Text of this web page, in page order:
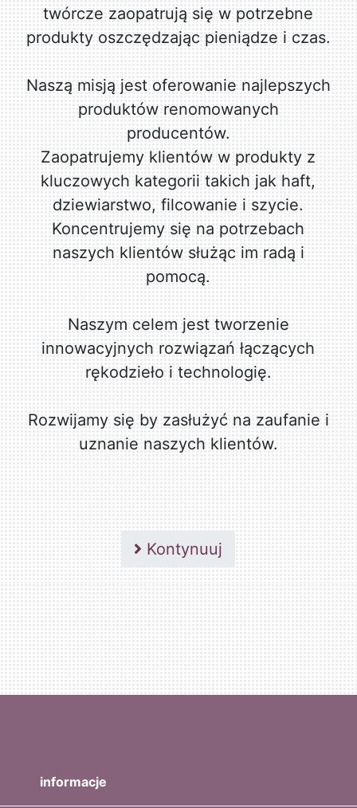
twórcze zaopatrują się w potrzebne
produkty oszczędzając pieniądze i czas.
Naszą misją jest oferowanie najlepszych
produktów renomowanych
producentów.
Zaopatrujemy klientów w produkty z
kluczowych kategorii takich jak haft,
dziewiarstwo, filcowanie i szycie.
Koncentrujemy się na potrzebach
naszych klientów służąc im radą i
pomocą.
Naszym celem jest tworzenie
innowacyjnych rozwiązań łączących
rękodzieło i technologię.
Rozwijamy się by zasłużyć na zaufanie i
uznanie naszych klientów.
Kontynuuj
informacje